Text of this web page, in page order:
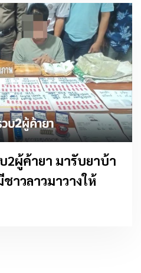
2ผู้ค้ายา มารับยาบ้า
าวลาวมาวางให้